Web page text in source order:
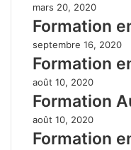
mars 20, 2020
Formation
septembre 16, 2020
Formation
août 10, 2020
Formation
août 10, 2020
Formation